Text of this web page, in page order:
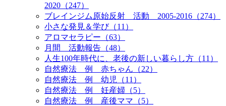
2020（247）
ブレインジム原始反射 活動 2005-2016（274）
小さな発見＆学び（11）
アロマセラピー（63）
月間 活動報告（48）
人生100年時代に、老後の新しい暮らし方（11）
自然療法 例 赤ちゃん（22）
自然療法 例 幼児（11）
自然療法 例 妊産婦（5）
自然療法 例 産後ママ（5）